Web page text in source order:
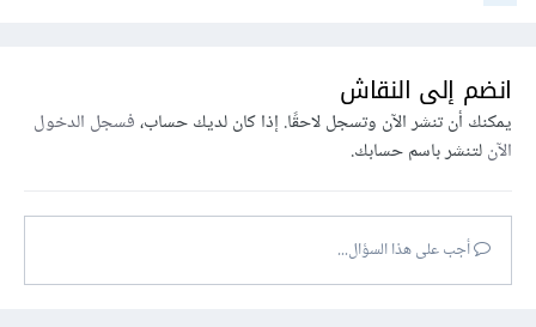
انضم إلى النقاش
يمكنك أن تنشر الآن وتسجل لاحقًا. إذا كان لديك حساب،فسجل الدخول
الآنلتنشر باسم حسابك.
أجب على هذا السؤال...